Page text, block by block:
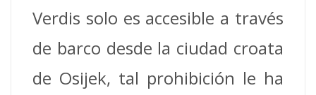
Verdis solo es accesible a través
de barco desde la ciudad croata
de Osijek, tal prohibición le ha